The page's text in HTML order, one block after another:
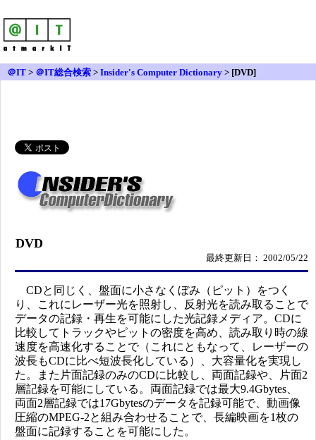
＠IT > ＠IT総合検索 > Insider's Computer Dictionary > [DVD]
DVD
最終更新日： 2002/05/22
CDと同じく、盤面に小さなくぼみ（ピット）をつく
り、これにレーザー光を照射し、反射光を読み取ることで
データの記録・再生を可能にした光記録メディア。CDに
比較してトラックやピットの密度を高め、読み取り時の線
速度を高速化することで（これにともなって、レーザーの
波長もCDに比べ短波長化している）、大容量化を実現し
た。また片面記録のみのCDに比較し、両面記録や、片面2
層記録を可能にしている。両面記録では最大9.4Gbytes、
両面2層記録では17Gbytesのデータを記録可能で、動画像
圧縮のMPEG-2と組み合わせることで、長編映画を1枚の
盤面に記録することを可能にした。